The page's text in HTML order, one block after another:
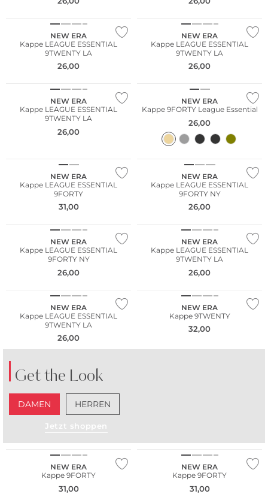
NEW ERA
Kappe LEAGUE ESSENTIAL
9TWENTY LA
26,00
NEW ERA
Kappe LEAGUE ESSENTIAL
9TWENTY LA
26,00
NEW ERA
Kappe LEAGUE ESSENTIAL
9TWENTY LA
26,00
NEW ERA
Kappe 9FORTY League Essential
26,00
NEW ERA
Kappe LEAGUE ESSENTIAL
9FORTY
31,00
NEW ERA
Kappe LEAGUE ESSENTIAL
9FORTY NY
26,00
NEW ERA
Kappe LEAGUE ESSENTIAL
9FORTY NY
26,00
NEW ERA
Kappe LEAGUE ESSENTIAL
9TWENTY LA
26,00
NEW ERA
Kappe LEAGUE ESSENTIAL
9TWENTY LA
26,00
NEW ERA
Kappe 9TWENTY
32,00
Get the Look
DAMEN HERREN
Jetzt shoppen
NEW ERA
Kappe 9FORTY
31,00
NEW ERA
Kappe 9FORTY
31,00